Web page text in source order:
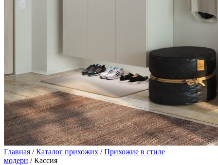
Главная /Каталог прихожих /Прихожие в стиле
модерн / Кассия